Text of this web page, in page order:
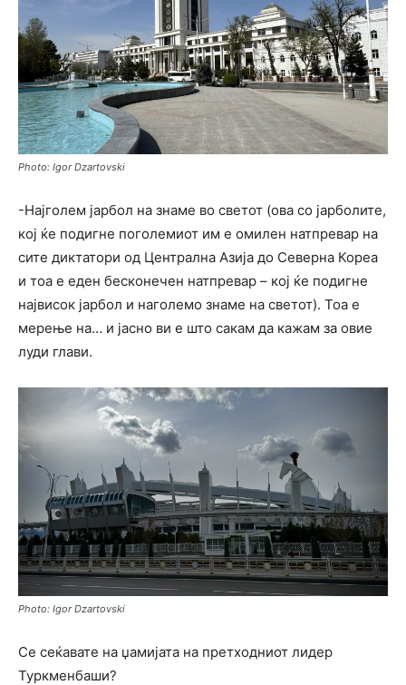
Photo: Igor Dzartovski
-Најголем јарбол на знаме во светот (ова со јарболите,
кој ќе подигне поголемиот им е омилен натпревар на
сите диктатори од Централна Азија до Северна Кореа
и тоа е еден бесконечен натпревар – кој ќе подигне
највисок јарбол и наголемо знаме на светот). Тоа е
мерење на… и јасно ви е што сакам да кажам за овие
луди глави.
Photo: Igor Dzartovski
Се сеќавате на џамијата на претходниот лидер
Туркменбаши?